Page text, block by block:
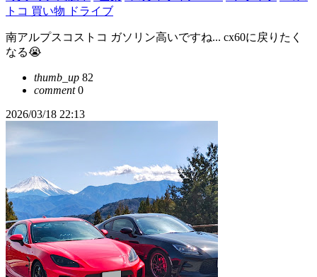
トコ 買い物 ドライブ
南アルプスコストコ ガソリン高いですね... cx60に戻りたく
なる😭
thumb_up 82
comment0
2026/03/18 22:13